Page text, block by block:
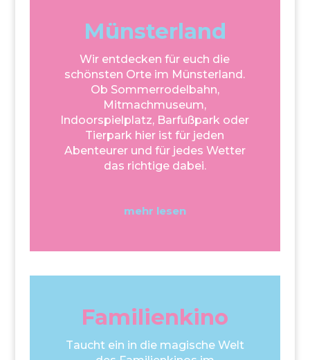
Münsterland
Wir entdecken für euch die
schönsten Orte im Münsterland.
Ob Sommerrodelbahn,
Mitmachmuseum,
Indoorspielplatz, Barfußpark oder
Tierpark hier ist für jeden
Abenteurer und für jedes Wetter
das richtige dabei.
mehr lesen
Familienkino
Taucht ein in die magische Welt